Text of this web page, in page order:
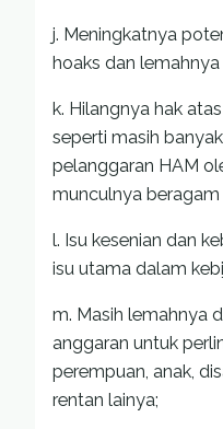
j. Meningkatnya
hoaks dan
k. Hilangnya hak
seperti masih
pelanggaran HAM
munculnya beragam
l. Isu kesenian dan
isu utama dalam
m. Masih lemahnya
anggaran untuk
perempuan, anak,
rentan lainya;